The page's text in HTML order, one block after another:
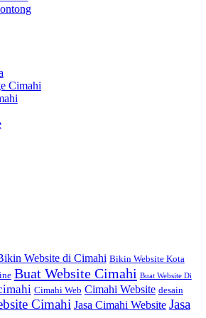
Cimahi
Website di Cimahi Bikin Website Kota
Buat Website Cimahi Buat Website Di
Cimahi Web Cimahi Website desain
Cimahi Jasa Cimahi Website Jasa